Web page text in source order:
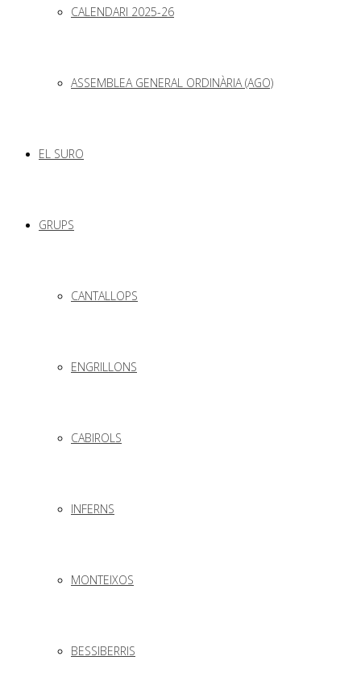
CALENDARI 2025-26
ASSEMBLEA GENERAL ORDINÀRIA (AGO)
EL SURO
GRUPS
CANTALLOPS
ENGRILLONS
CABIROLS
INFERNS
MONTEIXOS
BESSIBERRIS